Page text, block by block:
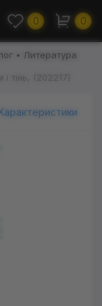
0 0
Литература
тінь, (202217)